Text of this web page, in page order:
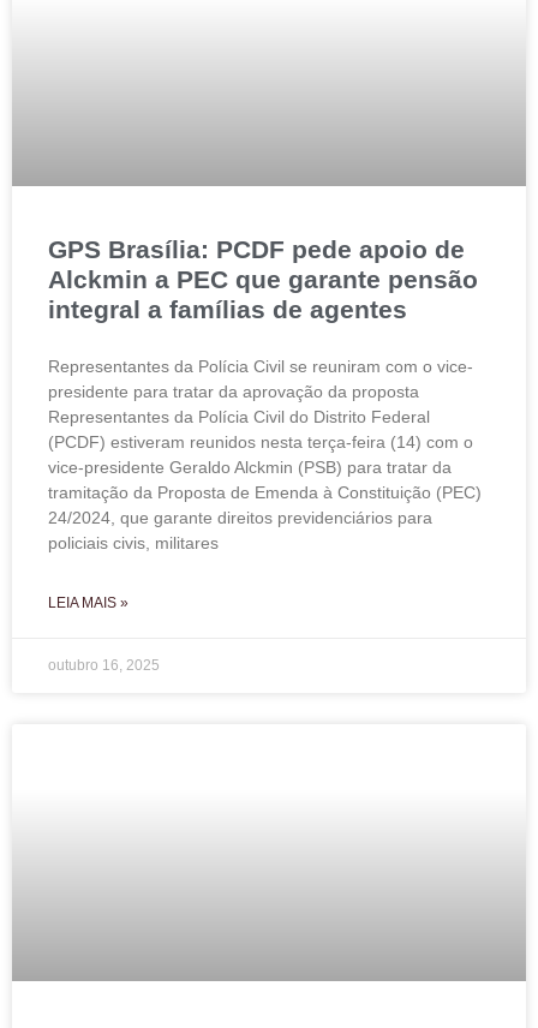
GPS Brasília: PCDF pede apoio de
Alckmin a PEC que garante pensão
integral a famílias de agentes
Representantes da Polícia Civil se reuniram com o vice-
presidente para tratar da aprovação da proposta
Representantes da Polícia Civil do Distrito Federal
(PCDF) estiveram reunidos nesta terça-feira (14) com o
vice-presidente Geraldo Alckmin (PSB) para tratar da
tramitação da Proposta de Emenda à Constituição (PEC)
24/2024, que garante direitos previdenciários para
policiais civis, militares
LEIA MAIS »
outubro 16, 2025